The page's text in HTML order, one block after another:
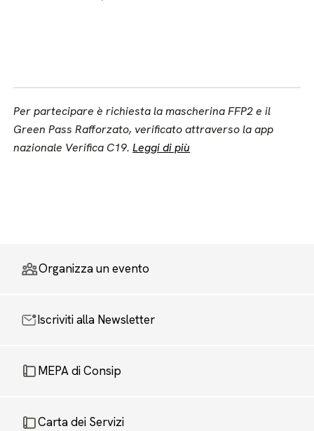
Per partecipare è richiesta la mascherina FFP2 e il
Green Pass Rafforzato, verificato attraverso la app
nazionale Verifica C19.Leggi di più
Organizza un evento
Iscriviti alla Newsletter
MEPA di Consip
Carta dei Servizi